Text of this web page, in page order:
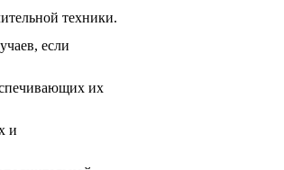
техники.
если
их
и